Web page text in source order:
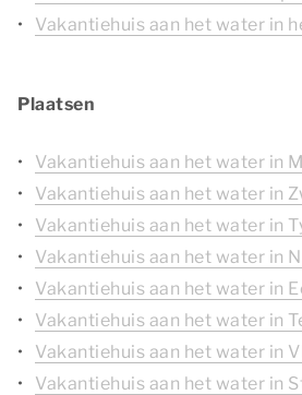
Vakantiehuis aan het water in
Plaatsen
Vakantiehuis aan het water in
Vakantiehuis aan het water in
Vakantiehuis aan het water in
Vakantiehuis aan het water in
Vakantiehuis aan het water in
Vakantiehuis aan het water in
Vakantiehuis aan het water in
Vakantiehuis aan het water in